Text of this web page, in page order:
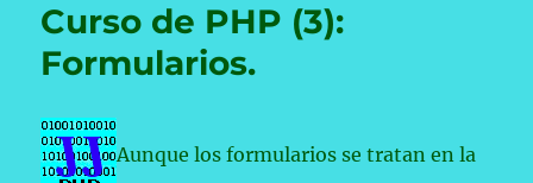
(4):
Curso de PHP (3):
Formularios.
Aunque los formularios se tratan en la